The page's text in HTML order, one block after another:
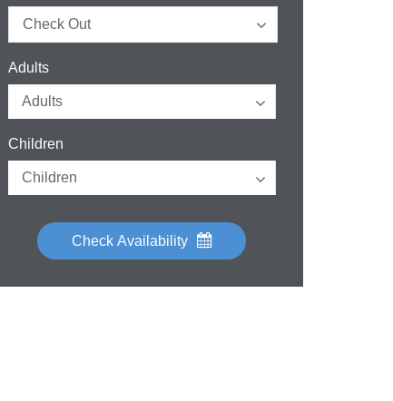
Adults
Children
Check Availability